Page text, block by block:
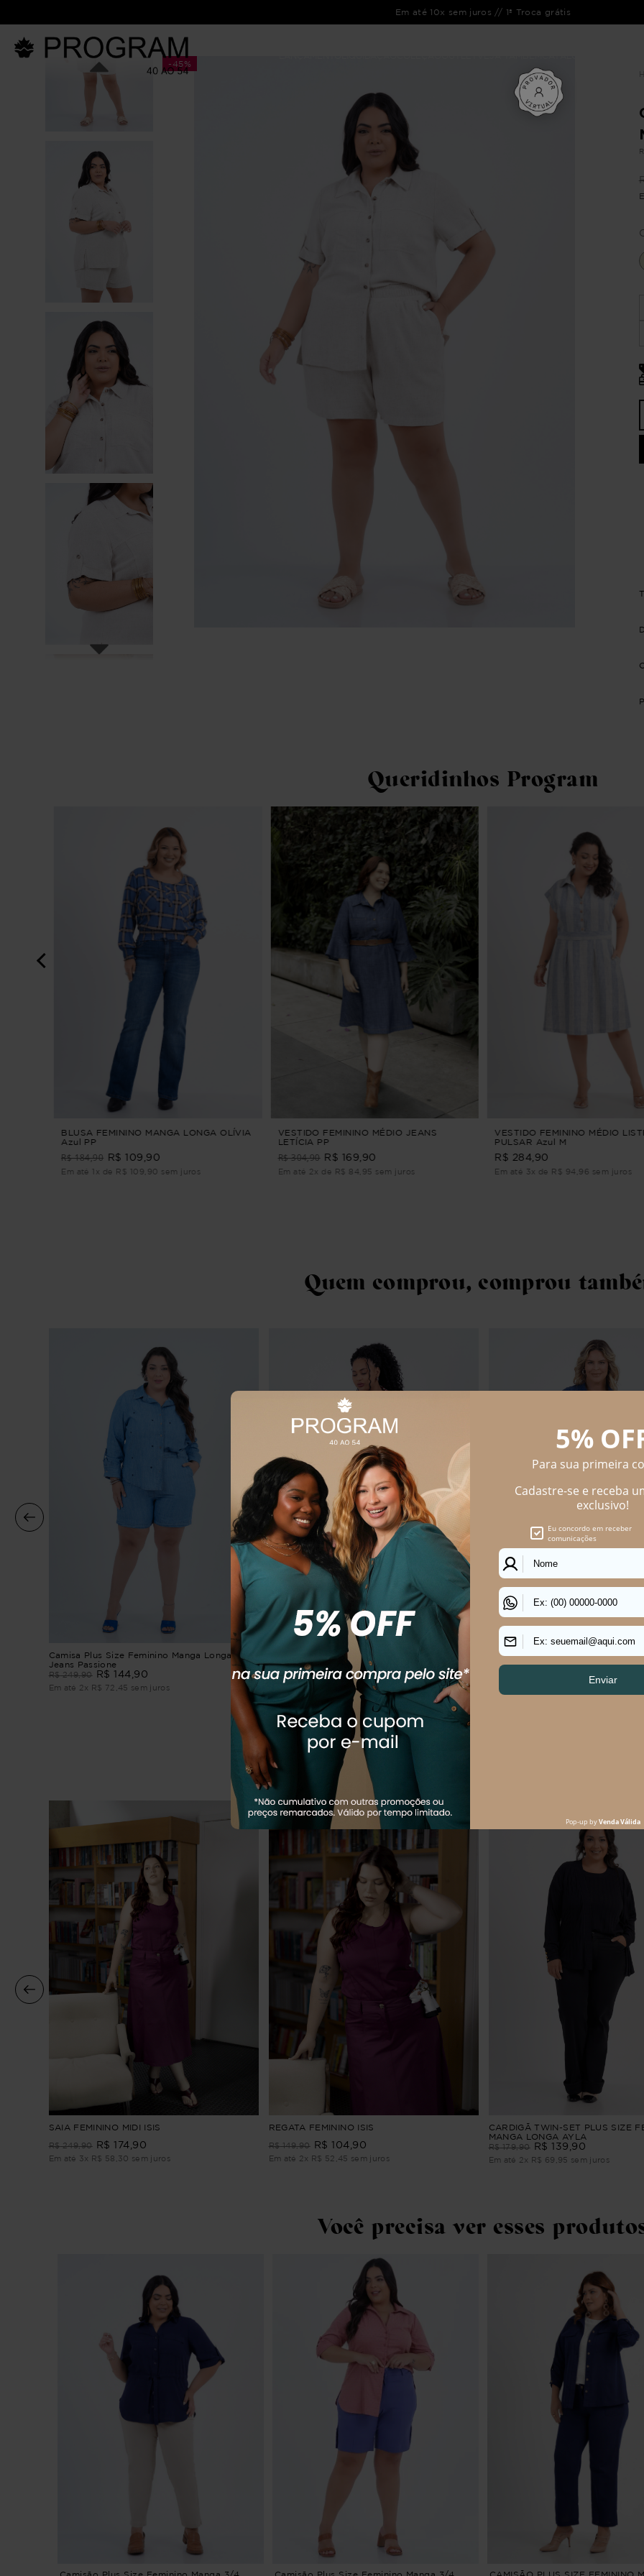
Em até 10x sem juros // 1ª Troca grátis
- 45%
Queridinhos Program
BLUSA FEMININO MANGA LONGA OLÍVIA
Azul PP
R$ 184,90 R$ 109,90
Em até 1x de R$ 109,90 sem juros
VESTIDO FEMININO MÉDIO JEANS
LETÍCIA PP
R$ 304,90 R$ 169,90
Em até 2x de R$ 84,95 sem juros
VESTIDO FEMININO MÉDIO
PULSAR Azul M
R$ 284,90
Em até 3x de R$ 94,96 sem juros
Quem comprou, comprou
Camisa Plus Size Feminino Manga Longa
Jeans Passione
R$ 249,90 R$ 144 90
Em até 2x R$ 72 45 sem juros
Camisão Plus Size Feminino Manga 3/4
Alessia
R$ 194,90 R$ 119,90
Em até2x sem juros
Camisa Plus Size Feminino
Jeans Elemento
Os mais vendidos
SAIA FEMININO MIDI ISIS
R$ 249,90 R$ 174 90
Em até 3x R$ 58 30 sem juros
REGATA FEMININO ISIS
R$ 149,90 R$ 104 90
Em até 2x R$ 52 45 sem juros
CARDIGÃ TWIN-SET PLUS SIZE
MANGA LONGA AYLA
R$ 179,90 R$ 139 90
Em até 2x R$ 69 95 sem juros
Você precisa ver esses
Camisão Plus Size Feminino Manga 3/4 Camisão Plus Size Feminino Manga 3/4 CAMISÃO PLUS SIZE FEMININO